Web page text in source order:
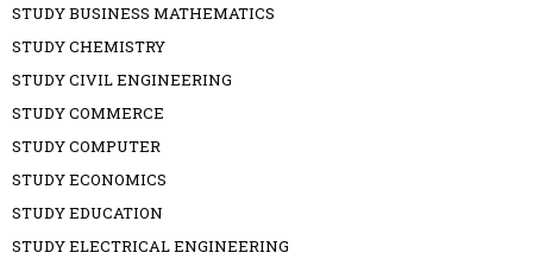
STUDY BUSINESS MATHEMATICS
STUDY CHEMISTRY
STUDY CIVIL ENGINEERING
STUDY COMMERCE
STUDY COMPUTER
STUDY ECONOMICS
STUDY EDUCATION
STUDY ELECTRICAL ENGINEERING